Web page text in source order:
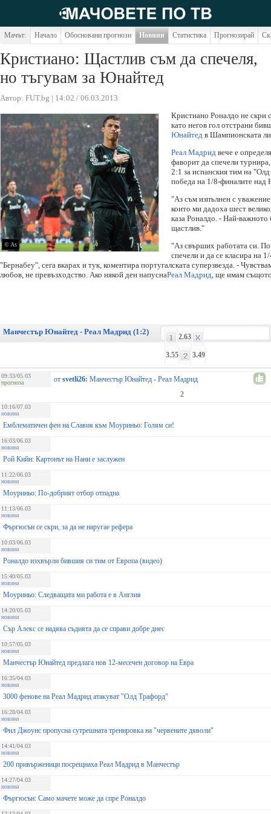
Мачът: Начало Обосновани прогнози Новини Статистика Прогнозирай
Кристиано: Щастлив съм да спечеля,
но тъгувам за Юнайтед
Автор: FUT.bg | 14:02 / 06.03.2013
© As
Кристиано Роналдо не скри
като негов гол отстрани
Юнайтед в Шампионската
Реал Мадрид вече е
фаворит да спечели
2:1 за испанския тим на
победа на 1/8-финалите над
"Аз съм изпълнен с
които ми дадоха шест
каза Роналдо. - Най-
щастлив."
"Аз свърших работата си.
спечели и да се класира на
"Бернабеу", сега вкарах и тук, коментира португалската суперзвезда. -
любов, не превъзходство. Ако някой ден напуснаРеал Мадрид, ще имам
Манчестър Юнайтед - Реал Мадрид (1:2)
2.63
3.55 3.49
09:33/05.03
прогноза
от svetli26: Манчестър Юнайтед - Реал Мадрид
2
10:16/07.03
новина
Емблематичен фен на Славия към Моуриньо: Голям си!
16:03/06.03
новина
Рой Кийн: Картонът на Нани е заслужен
11:22/06.03
новина
Моуриньо: По-добрият отбор отпадна
11:13/06.03
новина
Фъргюсън се скри, за да не наругае рефера
10:03/06.03
новина
Роналдо изхвърли бившия си тим от Европа (видео)
15:40/05.03
новина
Моуриньо: Следващата ми работа е в Англия
14:20/05.03
новина
Сър Алекс се надява съдията да се справи добре днес
10:57/05.03
новина
Манчестър Юнайтед предлага нов 12-месечен договор на Евра
16:35/04.03
новина
3000 фенове на Реал Мадрид атакуват "Олд Трафорд"
16:28/04.03
новина
Фил Джоунс пропусна сутрешната тренировка на "червените дяволи"
14:41/04.03
новина
200 привърженици посрещнаха Реал Мадрид в Манчестър
14:27/04.03
новина
Фъргюсън: Само мачете може да спре Роналдо